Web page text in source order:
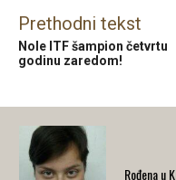
Prethodni tekst
Nole ITF šampion četvrtu
godinu zaredom!
​Rođena u